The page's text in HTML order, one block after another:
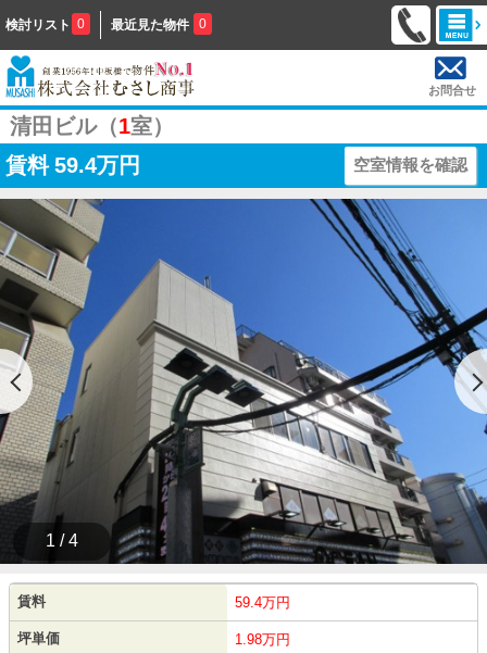
検討リスト 0 最近見た物件 0
お問合せ
清田ビル（1室）
賃料 59.4万円 空室情報を確認
1 / 4
賃料 59.4万円
坪単価 1.98万円